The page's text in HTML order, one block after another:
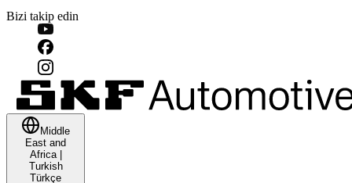
Bizi takip edin
Middle
East and
Africa|
Turkish
Türkçe